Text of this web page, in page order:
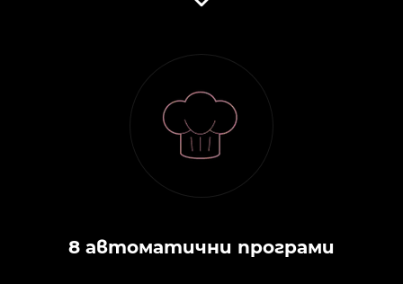
8 автоматични програми